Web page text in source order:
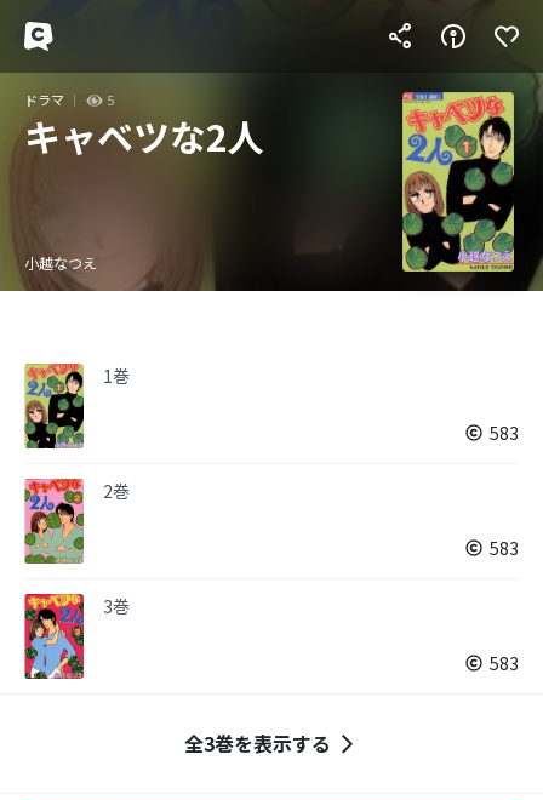
ドラマ 5
キャベツな2人
小越なつえ
1巻
583
2巻
583
3巻
583
全3巻を表示する